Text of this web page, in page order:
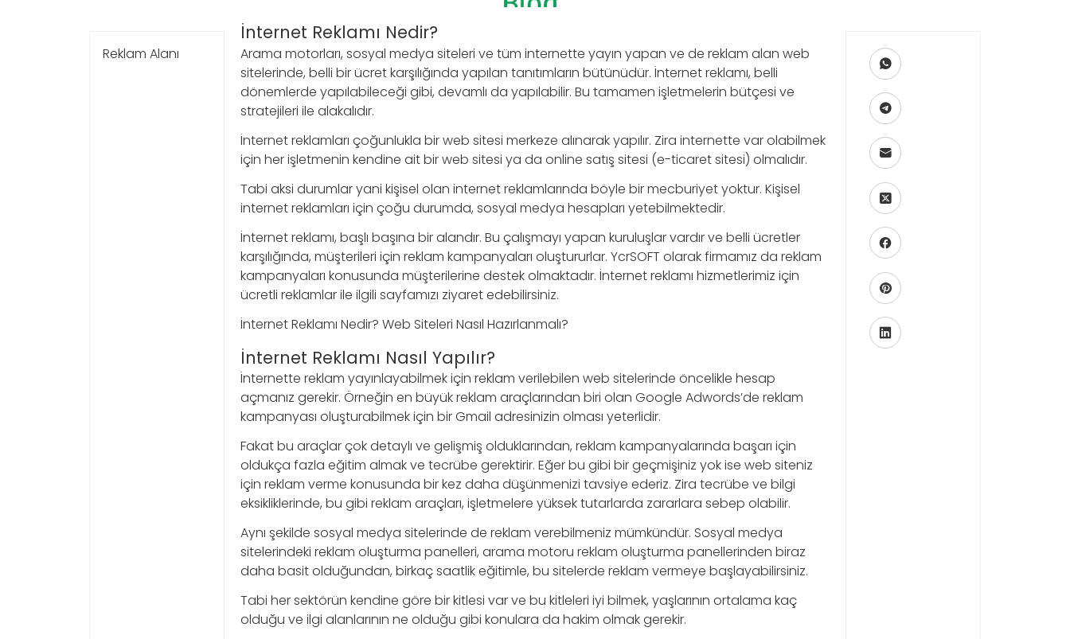
Reklam Alanı
İnternet Reklamı Nedir?
Arama motorları, sosyal medya siteleri ve tüm internette yayın yapan ve de reklam alan web
sitelerinde, belli bir ücret karşılığında yapılan tanıtımların bütünüdür. İnternet reklamı, belli
dönemlerde yapılabileceği gibi, devamlı da yapılabilir. Bu tamamen işletmelerin bütçesi ve
stratejileri ile alakalıdır.
İnternet reklamları çoğunlukla bir web sitesi merkeze alınarak yapılır. Zira internette var olabilmek
için her işletmenin kendine ait bir web sitesi ya da online satış sitesi (e-ticaret sitesi) olmalıdır.
Tabi aksi durumlar yani kişisel olan internet reklamlarında böyle bir mecburiyet yoktur. Kişisel
internet reklamları için çoğu durumda, sosyal medya hesapları yetebilmektedir.
İnternet reklamı, başlı başına bir alandır. Bu çalışmayı yapan kuruluşlar vardır ve belli ücretler
karşılığında, müşterileri için reklam kampanyaları oluştururlar. YcrSOFT olarak firmamız da reklam
kampanyaları konusunda müşterilerine destek olmaktadır. İnternet reklamı hizmetlerimiz için
ücretli reklamlar ile ilgili sayfamızı ziyaret edebilirsiniz.
İnternet Reklamı Nedir? Web Siteleri Nasıl Hazırlanmalı?
İnternet Reklamı Nasıl Yapılır?
İnternette reklam yayınlayabilmek için reklam verilebilen web sitelerinde öncelikle hesap
açmanız gerekir. Örneğin en büyük reklam araçlarından biri olan Google Adwords’de reklam
kampanyası oluşturabilmek için bir Gmail adresinizin olması yeterlidir.
Fakat bu araçlar çok detaylı ve gelişmiş olduklarından, reklam kampanyalarında başarı için
oldukça fazla eğitim almak ve tecrübe gerektirir. Eğer bu gibi bir geçmişiniz yok ise web siteniz
için reklam verme konusunda bir kez daha düşünmenizi tavsiye ederiz. Zira tecrübe ve bilgi
eksikliklerinde, bu gibi reklam araçları, işletmelere yüksek tutarlarda zararlara sebep olabilir.
Aynı şekilde sosyal medya sitelerinde de reklam verebilmeniz mümkündür. Sosyal medya
sitelerindeki reklam oluşturma panelleri, arama motoru reklam oluşturma panellerinden biraz
daha basit olduğundan, birkaç saatlik eğitimle, bu sitelerde reklam vermeye başlayabilirsiniz.
Tabi her sektörün kendine göre bir kitlesi var ve bu kitleleri iyi bilmek, yaşlarının ortalama kaç
olduğu ve ilgi alanlarının ne olduğu gibi konulara da hakim olmak gerekir.